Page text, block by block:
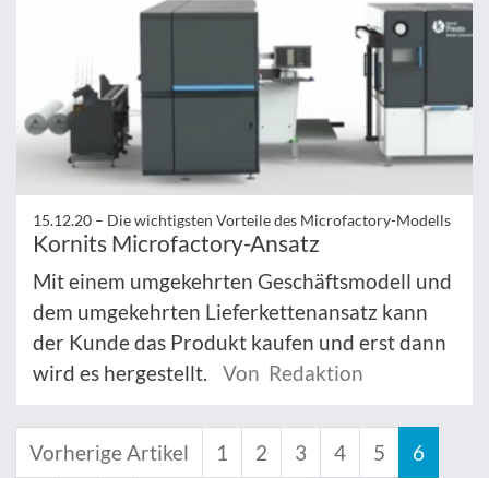
15.12.20 – Die wichtigsten Vorteile des Microfactory-Modells
Kornits Microfactory-Ansatz
Mit einem umgekehrten Geschäftsmodell und
dem umgekehrten Lieferkettenansatz kann
der Kunde das Produkt kaufen und erst dann
wird es hergestellt.
Von Redaktion
Vorherige Artikel 1 2 3 4 5 6